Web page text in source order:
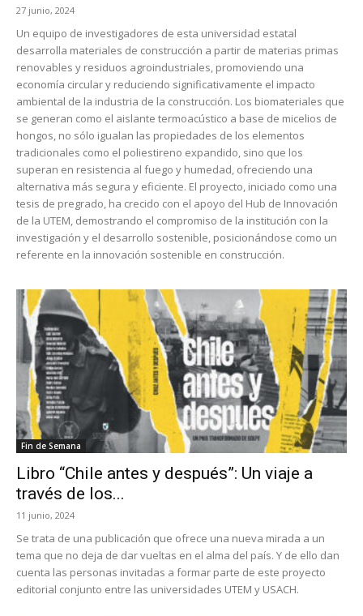
27 junio, 2024
Un equipo de investigadores de esta universidad estatal
desarrolla materiales de construcción a partir de materias primas
renovables y residuos agroindustriales, promoviendo una
economía circular y reduciendo significativamente el impacto
ambiental de la industria de la construcción. Los biomateriales que
se generan como el aislante termoacústico a base de micelios de
hongos, no sólo igualan las propiedades de los elementos
tradicionales como el poliestireno expandido, sino que los
superan en resistencia al fuego y humedad, ofreciendo una
alternativa más segura y eficiente. El proyecto, iniciado como una
tesis de pregrado, ha crecido con el apoyo del Hub de Innovación
de la UTEM, demostrando el compromiso de la institución con la
investigación y el desarrollo sostenible, posicionándose como un
referente en la innovación sostenible en construcción.
Fin de Semana
Libro “Chile antes y después”: Un viaje a
través de los...
11 junio, 2024
Se trata de una publicación que ofrece una nueva mirada a un
tema que no deja de dar vueltas en el alma del país. Y de ello dan
cuenta las personas invitadas a formar parte de este proyecto
editorial conjunto entre las universidades UTEM y USACH.